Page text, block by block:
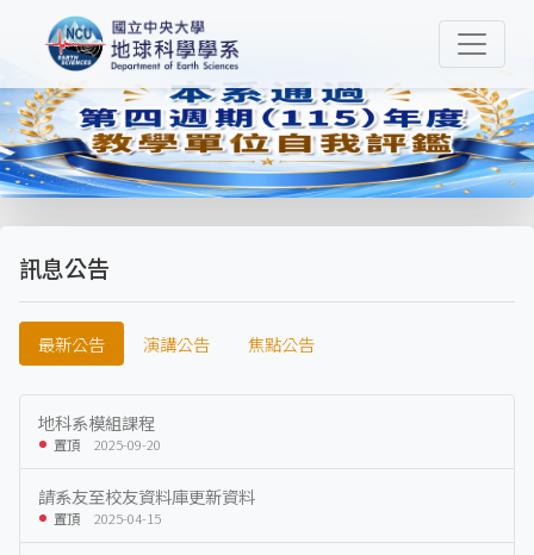
Previous
訊息公告
最新公告 演講公告 焦點公告
地科系模組課程
置頂 2025-09-20
請系友至校友資料庫更新資料
置頂 2025-04-15